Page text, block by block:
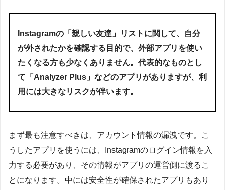
Instagramの「親しい友達」リストに関して、自分
が外されたかを確認する目的で、外部アプリを使い
たくなる方も少なくありません。代表的なものとし
て「Analyzer Plus」などのアプリがありますが、利
用には大きなリスクが伴います。
まず最も注意すべきは、アカウント情報の漏洩です。こ
うしたアプリを使うには、Instagramのログイン情報を入
力する必要があり、その情報がアプリの運営側に渡るこ
とになります。中には安全性が確保されたアプリもあり